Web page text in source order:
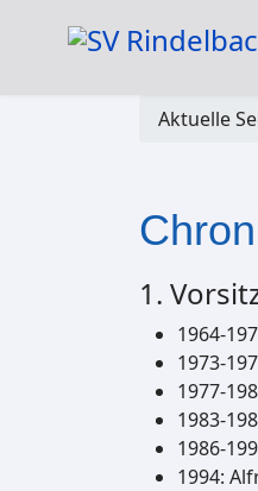
Aktuelle
1.
1964-
1973-
1977-
1983-
1986-
1994: